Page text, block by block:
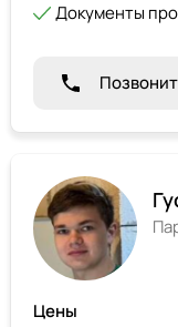
Документы
Цены